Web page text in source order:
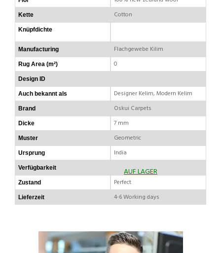
Kette Cotton
Knüpfdichte
Manufacturing Flachgewebe Kilim
Rug Area (m²) 0
Design ID
Auch bekannt als Designer Kelim, Modern Kelim
Brand Oskui Carpets
Dicke 7 mm
Muster Geometric
Ursprung India
Verfügbarkeit AUF LAGER
Zustand Perfect
Lieferzeit 4-6 Working days